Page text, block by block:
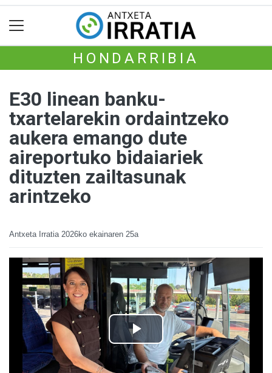
HONDARRIBIA
E30 linean banku-
txartelarekin ordaintzeko
aukera emango dute
aireportuko bidaiariek
dituzten zailtasunak
arintzeko
Antxeta Irratia 2026ko ekainaren 25a